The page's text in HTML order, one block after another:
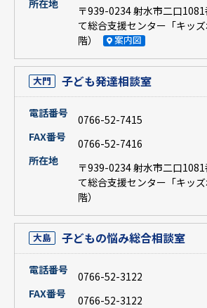
所在地
〒939-0234 射水市二口
て総合支援センター「キッ
階）
案内図
大門 子ども発達相談室
電話番号
0766-52-7415
FAX番号
0766-52-7416
所在地
〒939-0234 射水市二口
て総合支援センター「キッ
階）
大島 子どもの悩み総合相談室
電話番号
0766-52-3122
FAX番号
0766-52-3122